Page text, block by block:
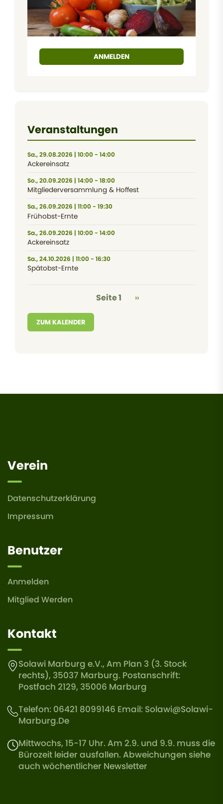
ANMELDEN
Veranstaltungen
Sa., 29.08.2026 | 10:00 - 14:00
Ackereinsatz
So., 20.09.2026 | 14:00 - 18:00
Mitgliederversammlung & Hoffest
Sa., 26.09.2026 | 11:00 - 19:30
Frühobst-Ernte
Sa., 26.09.2026 | 10:00 - 14:00
Ackereinsatz
Sa., 24.10.2026 | 11:00 - 16:30
Spätobst-Ernte
Seitennummerierung
Seite 1 Nächste Seite
››
ZUM KALENDER
Verein
Datenschutzerklärung
Impressum
Benutzer
Anmelden
Mitglied Werden
Kontakt
Solawi Marburg e.V., Am Plan 3 (3. Stock
rechts), 35037 Marburg. Postanschrift:
Postfach 2129, 35006 Marburg
Telefon: 06421 8099146 Email: Solawi@solawi-
Marburg.de
Mittwochs, 15-17 Uhr. Am 2.9. und 9.9. muss die
Bürozeit leider ausfallen. Abweichungen siehe
auch wöchentlicher Newsletter